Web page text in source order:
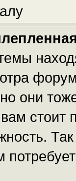
они
стоит